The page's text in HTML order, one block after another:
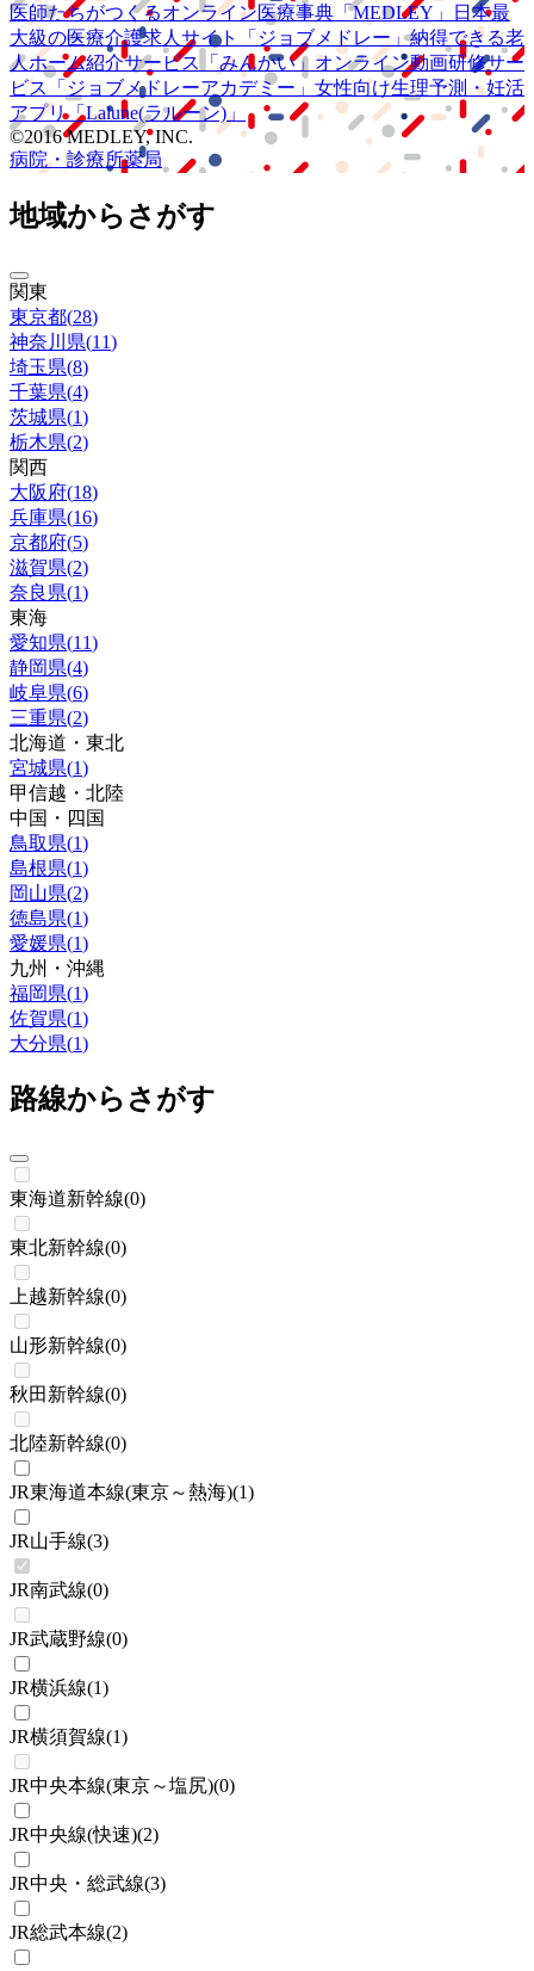
医師たちがつくるオンライン医療事典 「MEDLEY」
日本最
大級の医療介護求人サイト 「ジョブメドレー」納得できる老
人ホーム紹介サービス
「みんかい」 オンライン動画研修サー
ビス
「ジョブメドレーアカデミー」 女性向け生理予測・妊活
アプリ「Lalune(ラルーン)」
©2016 MEDLEY, INC.
病院・診療所薬局
地域からさがす
関東
東京都(28)
神奈川県(11)
埼玉県(8)
千葉県(4)
茨城県(1)
栃木県(2)
関西
大阪府(18)
兵庫県(16)
京都府(5)
滋賀県(2)
奈良県(1)
東海
愛知県(11)
静岡県(4)
岐阜県(6)
三重県(2)
北海道・東北
宮城県(1)
甲信越・北陸
中国・四国
鳥取県(1)
島根県(1)
岡山県(2)
徳島県(1)
愛媛県(1)
九州・沖縄
福岡県(1)
佐賀県(1)
大分県(1)
路線からさがす
東海道新幹線(0)
東北新幹線(0)
上越新幹線(0)
山形新幹線(0)
秋田新幹線(0)
北陸新幹線(0)
JR東海道本線(東京～熱海)(1)
JR山手線(3)
JR南武線(0)
JR武蔵野線(0)
JR横浜線(1)
JR横須賀線(1)
JR中央本線(東京～塩尻)(0)
JR中央線(快速)(2)
JR中央・総武線(3)
JR総武本線(2)